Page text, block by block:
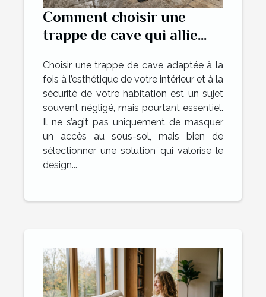
Comment choisir une
trappe de cave qui allie
Choisir une trappe de cave adaptée à la
fois à l’esthétique de votre intérieur et à la
sécurité de votre habitation est un sujet
souvent négligé, mais pourtant essentiel.
Il ne s’agit pas uniquement de masquer
un accès au sous-sol, mais bien de
sélectionner une solution qui valorise le
design...